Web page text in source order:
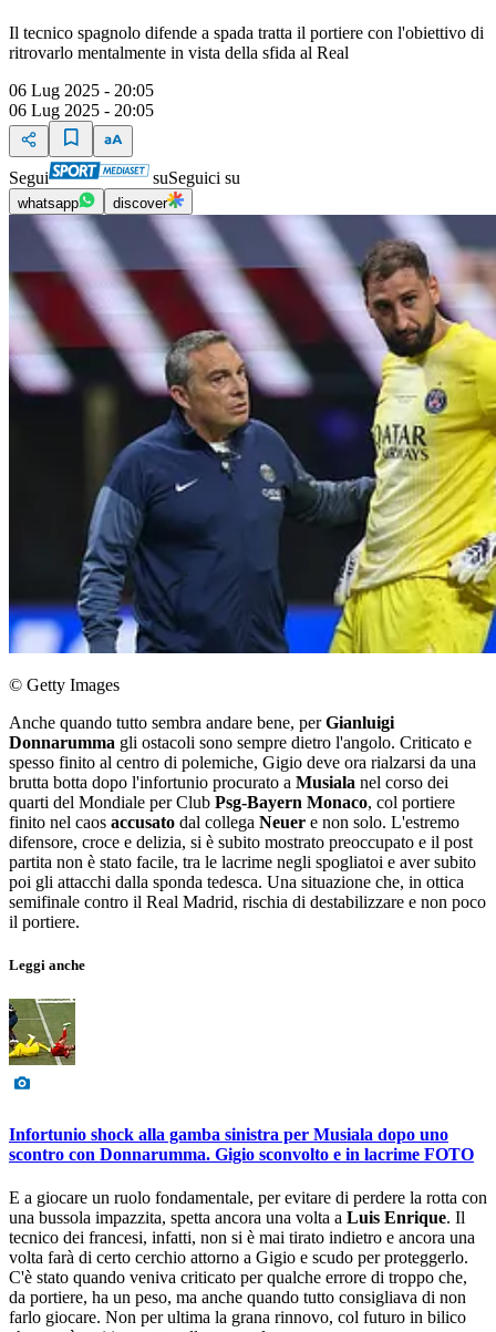
Il tecnico spagnolo difende a spada tratta il portiere con l'obiettivo di
ritrovarlo mentalmente in vista della sfida al Real
06 Lug 2025 - 20:05
06 Lug 2025 - 20:05
Segui suSeguici su
whatsapp discover
© Getty Images
Anche quando tutto sembra andare bene, perGianluigi
Donnarumma gli ostacoli sono sempre dietro l'angolo. Criticato e
spesso finito al centro di polemiche, Gigio deve ora rialzarsi da una
brutta botta dopo l'infortunio procurato a Musiala nel corso dei
quarti del Mondiale per Club Psg-Bayern Monaco, col portiere
finito nel caos accusato dal collega Neuer e non solo. L'estremo
difensore, croce e delizia, si è subito mostrato preoccupato e il post
partita non è stato facile, tra le lacrime negli spogliatoi e aver subito
poi gli attacchi dalla sponda tedesca. Una situazione che, in ottica
semifinale contro il Real Madrid, rischia di destabilizzare e non poco
il portiere.
Leggi anche
Infortunio shock alla gamba sinistra per Musiala dopo uno
scontro con Donnarumma. Gigio sconvolto e in lacrime FOTO
E a giocare un ruolo fondamentale, per evitare di perdere la rotta con
una bussola impazzita, spetta ancora una volta a Luis Enrique. Il
tecnico dei francesi, infatti, non si è mai tirato indietro e ancora una
volta farà di certo cerchio attorno a Gigio e scudo per proteggerlo.
C'è stato quando veniva criticato per qualche errore di troppo che,
da portiere, ha un peso, ma anche quando tutto consigliava di non
farlo giocare. Non per ultima la grana rinnovo, col futuro in bilico